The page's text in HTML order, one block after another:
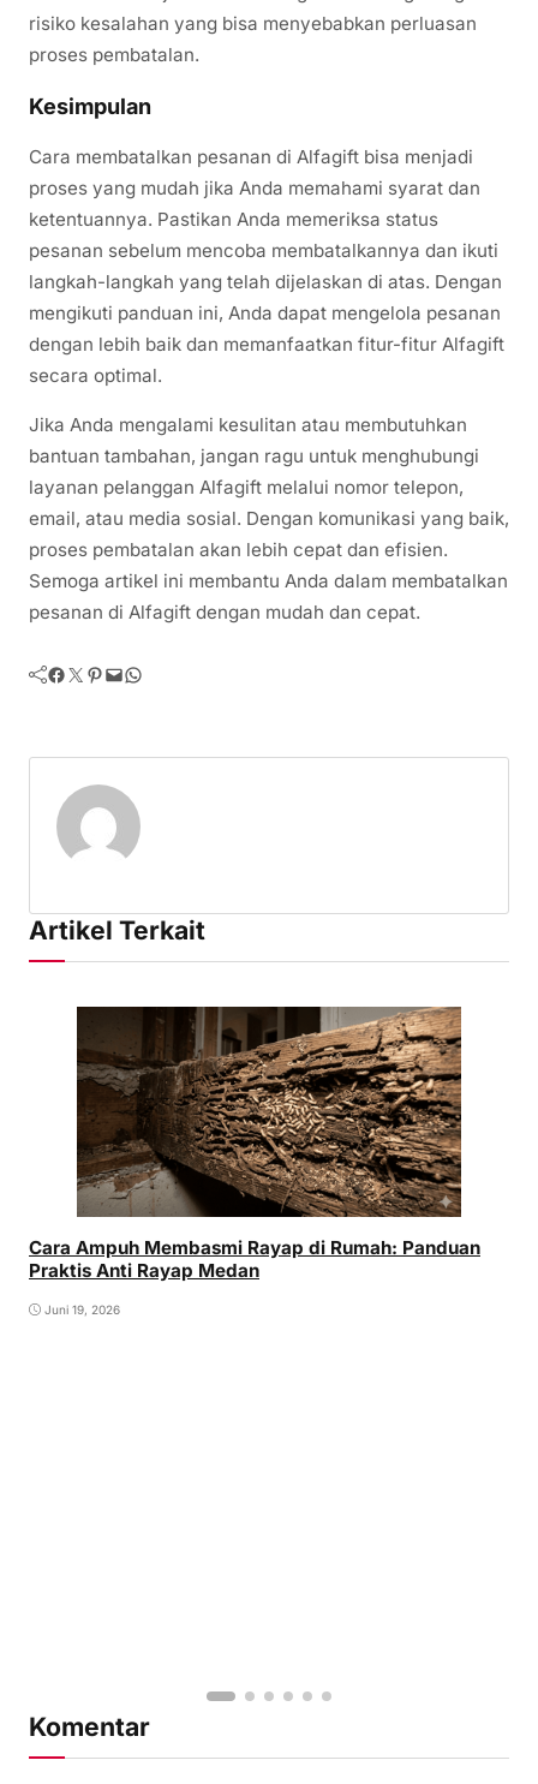
risiko kesalahan yang bisa menyebabkan perluasan
proses pembatalan.
Kesimpulan
Cara membatalkan pesanan di Alfagift bisa menjadi
proses yang mudah jika Anda memahami syarat dan
ketentuannya. Pastikan Anda memeriksa status
pesanan sebelum mencoba membatalkannya dan ikuti
langkah-langkah yang telah dijelaskan di atas. Dengan
mengikuti panduan ini, Anda dapat mengelola pesanan
dengan lebih baik dan memanfaatkan fitur-fitur Alfagift
secara optimal.
Jika Anda mengalami kesulitan atau membutuhkan
bantuan tambahan, jangan ragu untuk menghubungi
layanan pelanggan Alfagift melalui nomor telepon,
email, atau media sosial. Dengan komunikasi yang baik,
proses pembatalan akan lebih cepat dan efisien.
Semoga artikel ini membantu Anda dalam membatalkan
pesanan di Alfagift dengan mudah dan cepat.
Facebook Twitter Pinterest Mail WhatsApp
Artikel Terkait
Cara Ampuh Membasmi Rayap di Rumah: Panduan
Praktis Anti Rayap Medan
Juni 19, 2026
Komentar